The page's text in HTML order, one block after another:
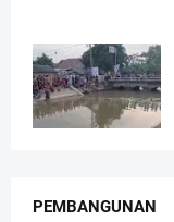
PEMBANGUNAN